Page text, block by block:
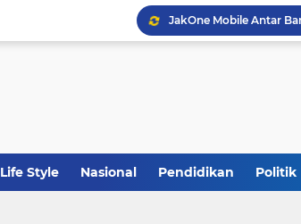
JakOne Mobile Antar
Calon Ketum PBNU,
Life Style Nasional Pendidikan Politik